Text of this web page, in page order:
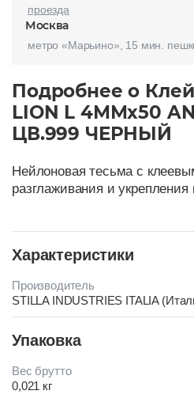
проезда
Москва
метро «Марьино», 15 мин.
Подробнее о
LION L 4ММх50
ЦВ.999 ЧЕРНЫЙ
Нейлоновая тесьма с
разглаживания и
Характеристики
Производитель
STILLA INDUSTRIES ITALIA
ЧЕРНЫЙ
Упаковка
Вес брутто
0,021 кг